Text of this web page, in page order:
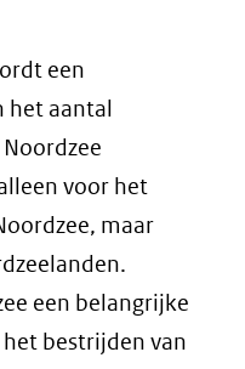
een
het aantal
voor het
maar
een belangrijke
bestrijden van